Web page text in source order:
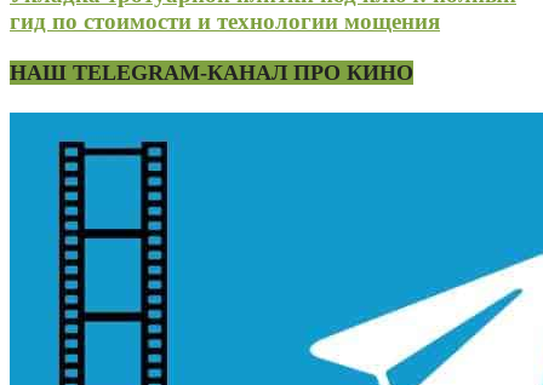
гид по стоимости и технологии мощения
НАШ TELEGRAM-КАНАЛ ПРО КИНО